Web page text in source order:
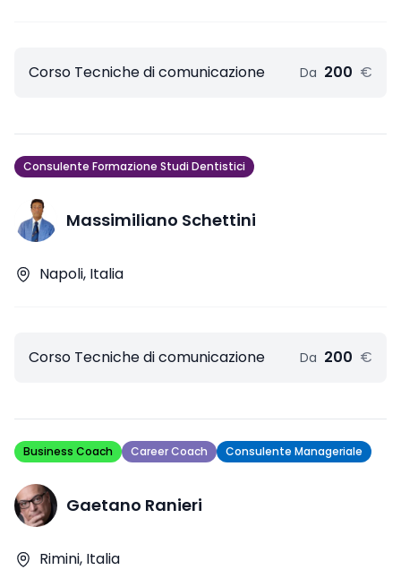
Corso Tecniche di comunicazione Da 200 €
Consulente Formazione Studi Dentistici
Massimiliano Schettini
Napoli, Italia
Corso Tecniche di comunicazione Da 200 €
Business Coach Career Coach Consulente Manageriale
Gaetano Ranieri
Rimini, Italia